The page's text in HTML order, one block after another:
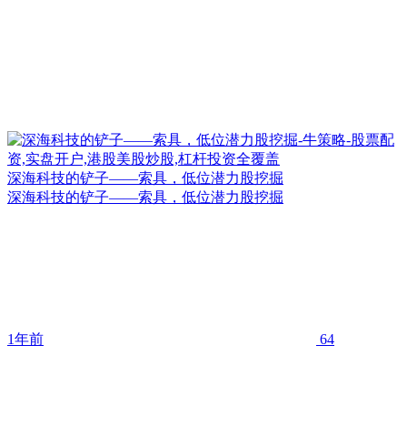
深海科技的铲子——索具，低位潜力股挖掘
深海科技的铲子——索具，低位潜力股挖掘
1年前 64